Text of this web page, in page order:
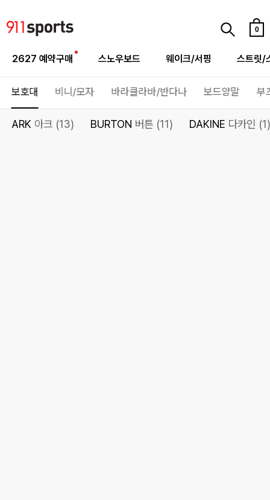
0
2627 예약구매 스노우보드 웨이크/서핑 스트릿/
보호대 비니/모자 바라클라바/반다나 보드양말 부
ARK 아크 (13) BURTON 버튼 (11) DAKINE 다카인